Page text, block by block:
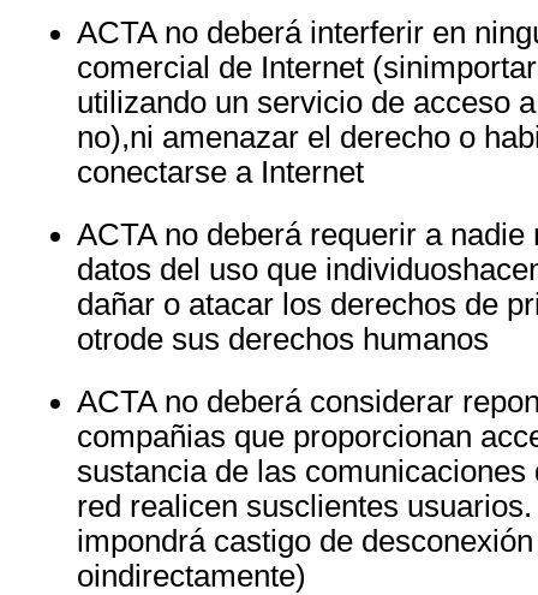
ACTAno deberá interferir en
comercial de Internet
utilizando un servicio de acceso
no),ni amenazar el derecho o
conectarse a Internet
ACTAno deberá requerir a nadie
datos del uso que
dañar o atacar los derechos de
otrode sus derechos humanos
ACTAno deberá considerar
compañias que proporcionan
sustancia de las
red realicen susclientes
impondrá castigo de
oindirectamente)